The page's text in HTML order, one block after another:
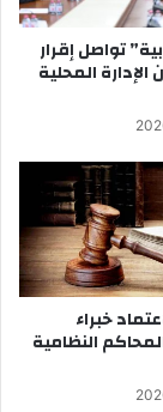
تواصل إقرار
المحلية
خبراء
النظامية